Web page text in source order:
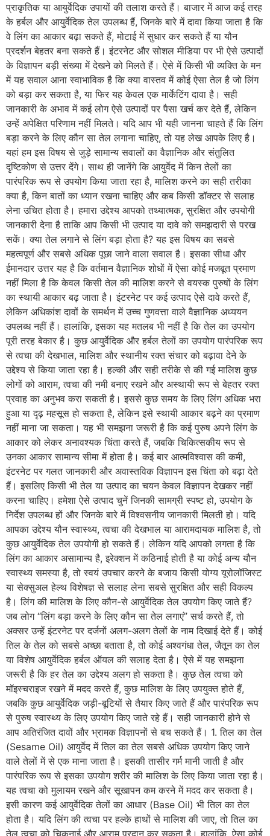
प्राकृतिक या आयुर्वेदिक उपायों की तलाश करते हैं। बाजार में आज कई तरह
के हर्बल और आयुर्वेदिक तेल उपलब्ध हैं, जिनके बारे में दावा किया जाता है कि
वे लिंग का आकार बढ़ा सकते हैं, मोटाई में सुधार कर सकते हैं या यौन
प्रदर्शन बेहतर बना सकते हैं। इंटरनेट और सोशल मीडिया पर भी ऐसे उत्पादों
के विज्ञापन बड़ी संख्या में देखने को मिलते हैं। ऐसे में किसी भी व्यक्ति के मन
में यह सवाल आना स्वाभाविक है कि क्या वास्तव में कोई ऐसा तेल है जो लिंग
को बड़ा कर सकता है, या फिर यह केवल एक मार्केटिंग दावा है। सही
जानकारी के अभाव में कई लोग ऐसे उत्पादों पर पैसा खर्च कर देते हैं, लेकिन
उन्हें अपेक्षित परिणाम नहीं मिलते। यदि आप भी यही जानना चाहते हैं कि लिंग
बड़ा करने के लिए कौन सा तेल लगाना चाहिए, तो यह लेख आपके लिए है।
यहां हम इस विषय से जुड़े सामान्य सवालों का वैज्ञानिक और संतुलित
दृष्टिकोण से उत्तर देंगे। साथ ही जानेंगे कि आयुर्वेद में किन तेलों का
पारंपरिक रूप से उपयोग किया जाता रहा है, मालिश करने का सही तरीका
क्या है, किन बातों का ध्यान रखना चाहिए और कब किसी डॉक्टर से सलाह
लेना उचित होता है। हमारा उद्देश्य आपको तथ्यात्मक, सुरक्षित और उपयोगी
जानकारी देना है ताकि आप किसी भी उत्पाद या दावे को समझदारी से परख
सकें। क्या तेल लगाने से लिंग बड़ा होता है? यह इस विषय का सबसे
महत्वपूर्ण और सबसे अधिक पूछा जाने वाला सवाल है। इसका सीधा और
ईमानदार उत्तर यह है कि वर्तमान वैज्ञानिक शोधों में ऐसा कोई मजबूत प्रमाण
नहीं मिला है कि केवल किसी तेल की मालिश करने से वयस्क पुरुषों के लिंग
का स्थायी आकार बढ़ जाता है। इंटरनेट पर कई उत्पाद ऐसे दावे करते हैं,
लेकिन अधिकांश दावों के समर्थन में उच्च गुणवत्ता वाले वैज्ञानिक अध्ययन
उपलब्ध नहीं हैं। हालांकि, इसका यह मतलब भी नहीं है कि तेल का उपयोग
पूरी तरह बेकार है। कुछ आयुर्वेदिक और हर्बल तेलों का उपयोग पारंपरिक रूप
से त्वचा की देखभाल, मालिश और स्थानीय रक्त संचार को बढ़ावा देने के
उद्देश्य से किया जाता रहा है। हल्की और सही तरीके से की गई मालिश कुछ
लोगों को आराम, त्वचा की नमी बनाए रखने और अस्थायी रूप से बेहतर रक्त
प्रवाह का अनुभव करा सकती है। इससे कुछ समय के लिए लिंग अधिक भरा
हुआ या दृढ़ महसूस हो सकता है, लेकिन इसे स्थायी आकार बढ़ने का प्रमाण
नहीं माना जा सकता। यह भी समझना जरूरी है कि कई पुरुष अपने लिंग के
आकार को लेकर अनावश्यक चिंता करते हैं, जबकि चिकित्सकीय रूप से
उनका आकार सामान्य सीमा में होता है। कई बार आत्मविश्वास की कमी,
इंटरनेट पर गलत जानकारी और अवास्तविक विज्ञापन इस चिंता को बढ़ा देते
हैं। इसलिए किसी भी तेल या उत्पाद का चयन केवल विज्ञापन देखकर नहीं
करना चाहिए। हमेशा ऐसे उत्पाद चुनें जिनकी सामग्री स्पष्ट हो, उपयोग के
निर्देश उपलब्ध हों और जिनके बारे में विश्वसनीय जानकारी मिलती हो। यदि
आपका उद्देश्य यौन स्वास्थ्य, त्वचा की देखभाल या आरामदायक मालिश है, तो
कुछ आयुर्वेदिक तेल उपयोगी हो सकते हैं। लेकिन यदि आपको लगता है कि
लिंग का आकार असामान्य है, इरेक्शन में कठिनाई होती है या कोई अन्य यौन
स्वास्थ्य समस्या है, तो स्वयं उपचार करने के बजाय किसी योग्य यूरोलॉजिस्ट
या सेक्सुअल हेल्थ विशेषज्ञ से सलाह लेना सबसे सुरक्षित और सही विकल्प
है। लिंग की मालिश के लिए कौन-से आयुर्वेदिक तेल उपयोग किए जाते हैं?
जब लोग “लिंग बड़ा करने के लिए कौन सा तेल लगाएं” सर्च करते हैं, तो
अक्सर उन्हें इंटरनेट पर दर्जनों अलग-अलग तेलों के नाम दिखाई देते हैं। कोई
तिल के तेल को सबसे अच्छा बताता है, तो कोई अश्वगंधा तेल, जैतून का तेल
या विशेष आयुर्वेदिक हर्बल ऑयल की सलाह देता है। ऐसे में यह समझना
जरूरी है कि हर तेल का उद्देश्य अलग हो सकता है। कुछ तेल त्वचा को
मॉइस्चराइज रखने में मदद करते हैं, कुछ मालिश के लिए उपयुक्त होते हैं,
जबकि कुछ आयुर्वेदिक जड़ी-बूटियों से तैयार किए जाते हैं और पारंपरिक रूप
से पुरुष स्वास्थ्य के लिए उपयोग किए जाते रहे हैं। सही जानकारी होने से
आप अतिरंजित दावों और भ्रामक विज्ञापनों से बच सकते हैं। 1. तिल का तेल
(Sesame Oil) आयुर्वेद में तिल का तेल सबसे अधिक उपयोग किए जाने
वाले तेलों में से एक माना जाता है। इसकी तासीर गर्म मानी जाती है और
पारंपरिक रूप से इसका उपयोग शरीर की मालिश के लिए किया जाता रहा है।
यह त्वचा को मुलायम रखने और सूखापन कम करने में मदद कर सकता है।
इसी कारण कई आयुर्वेदिक तेलों का आधार (Base Oil) भी तिल का तेल
होता है। यदि लिंग की त्वचा पर हल्के हाथों से मालिश की जाए, तो तिल का